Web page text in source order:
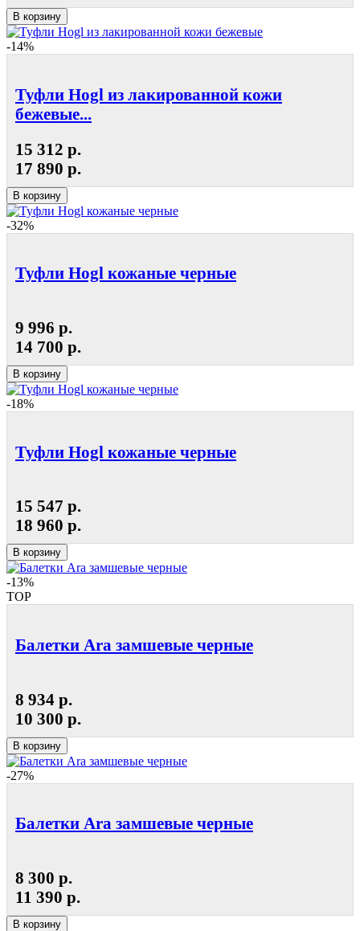
В корзину
-14%
Туфли Hogl из лакированной кожи
бежевые...
15 312 р.
17 890 р.
В корзину
-32%
Туфли Hogl кожаные черные
9 996 р.
14 700 р.
В корзину
-18%
Туфли Hogl кожаные черные
15 547 р.
18 960 р.
В корзину
-13%
TOP
Балетки Ara замшевые черные
8 934 р.
10 300 р.
В корзину
-27%
Балетки Ara замшевые черные
8 300 р.
11 390 р.
В корзину